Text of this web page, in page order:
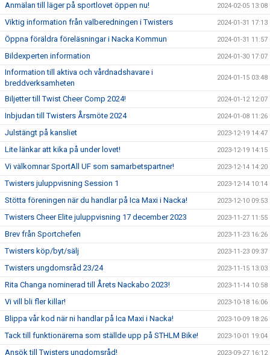
Anmälan till läger på sportlovet öppen nu! 2024-02-05 13:08
Viktig information från valberedningen i Twisters 2024-01-31 17:13
Öppna föräldra föreläsningar i Nacka Kommun 2024-01-31 11:57
Bildexperten information 2024-01-30 17:07
Information till aktiva och vårdnadshavare i
breddverksamheten
2024-01-15 03:48
Biljetter till Twist Cheer Comp 2024! 2024-01-12 12:07
Inbjudan till Twisters Årsmöte 2024 2024-01-08 11:26
Julstängt på kansliet 2023-12-19 14:47
Lite länkar att kika på under lovet! 2023-12-19 14:15
Vi välkomnar SportAll UF som samarbetspartner! 2023-12-14 14:20
Twisters juluppvisning Session 1 2023-12-14 10:14
Stötta föreningen när du handlar på Ica Maxi i Nacka! 2023-12-10 09:53
Twisters Cheer Elite juluppvisning 17 december 2023 2023-11-27 11:55
Brev från Sportchefen 2023-11-23 16:26
Twisters köp/byt/sälj 2023-11-23 09:37
Twisters ungdomsråd 23/24 2023-11-15 13:03
Rita Changa nominerad till Årets Nackabo 2023! 2023-11-14 10:58
Vi vill bli fler killar! 2023-10-18 16:06
Blippa vår kod när ni handlar på Ica Maxi i Nacka! 2023-10-09 18:26
Tack till funktionärerna som ställde upp på STHLM Bike! 2023-10-01 19:04
Ansök till Twisters ungdomsråd! 2023-09-27 16:12